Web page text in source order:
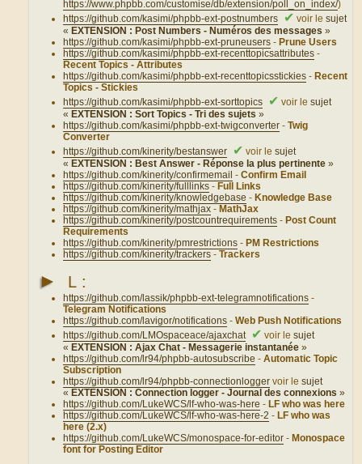
https://www.phpbb.com/customise/db/extension/poll_on_index/)
https://github.com/kasimi/phpbb-ext-postnumbers
✔ voir lesujet
« EXTENSION : Post Numbers - Numéros des messages»
https://github.com/kasimi/phpbb-ext-pruneusers -Prune Users
https://github.com/kasimi/phpbb-ext-recenttopicsattributes -
Recent Topics - Attributes
https://github.com/kasimi/phpbb-ext-recenttopicsstickies -Recent
Topics - Stickies
https://github.com/kasimi/phpbb-ext-sorttopics
✔ voir lesujet
« EXTENSION : Sort Topics - Tri des sujets»
https://github.com/kasimi/phpbb-ext-twigconverter -Twig
Converter
https://github.com/kinerity/bestanswer
✔ voir lesujet
« EXTENSION : Best Answer - Réponse la plus pertinente»
https://github.com/kinerity/confirmemail -Confirm Email
https://github.com/kinerity/fulllinks -Full Links
https://github.com/kinerity/knowledgebase -Knowledge Base
https://github.com/kinerity/mathjax -MathJax
https://github.com/kinerity/postcountrequirements -Post Count
Requirements
https://github.com/kinerity/pmrestrictions -PM Restrictions
https://github.com/kinerity/trackers -Trackers
► L :
https://github.com/lassik/phpbb-ext-telegramnotifications -
Telegram Notifications
https://github.com/lavigor/notifications -Web Push Notifications
https://github.com/LMOspaceace/ajaxchat
✔ voir lesujet
« EXTENSION : Ajax Chat - Messagerie instantanée»
https://github.com/lr94/phpbb-autosubscribe -Automatic Topic
Subscription
https://github.com/lr94/phpbb-connectionlogger voir lesujet
« EXTENSION : Connection logger - Journal des connexions»
https://github.com/LukeWCS/lf-who-was-here - LF who was here
https://github.com/LukeWCS/lf-who-was-here-2 - LF who was
here (2.x)
https://github.com/LukeWCS/monospace-for-editor - Monospace
font for Posting Editor